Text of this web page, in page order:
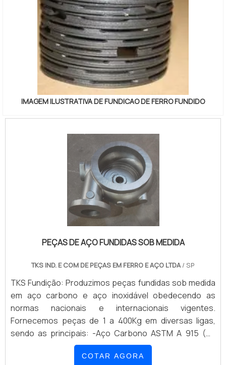
IMAGEM ILUSTRATIVA DE FUNDICAO DE FERRO FUNDIDO
PEÇAS DE AÇO FUNDIDAS SOB MEDIDA
TKS IND. E COM DE PEÇAS EM FERRO E AÇO LTDA/ SP
TKS Fundição: Produzimos peças fundidas sob medida
em aço carbono e aço inoxidável obedecendo as
normas nacionais e internacionais vigentes.
Fornecemos peças de 1 a 400Kg em diversas ligas,
sendo as principais: -Aço Carbono ASTM A 915 (CL
1020, CL 1030, CL 1045, CL 1040, CL 4140, CL 4340, CL
COTAR AGORA